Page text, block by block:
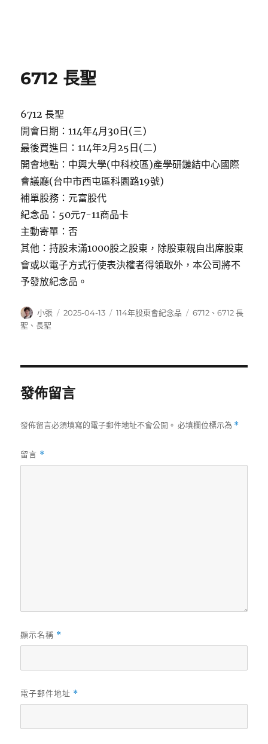
6712 長聖
6712 長聖
開會日期：114年4月30日(三)
最後買進日：114年2月25日(二)
開會地點：中興大學(中科校區)產學研鏈結中心國際
會議廳(台中市西屯區科園路19號)
補單股務：元富股代
紀念品：50元7-11商品卡
主動寄單：否
其他：持股未滿1000股之股東，除股東親自出席股東
會或以電子方式行使表決權者得領取外，本公司將不
予發放紀念品。
作
者
小張
發
2025-04-13
分
114年股東會紀念品
標
6712 、6712 長
聖 、長聖
發佈留言
發佈留言必須填寫的電子郵件地址不會公開。 必填欄位標示為 *
留言 *
顯示名稱 *
電子郵件地址 *